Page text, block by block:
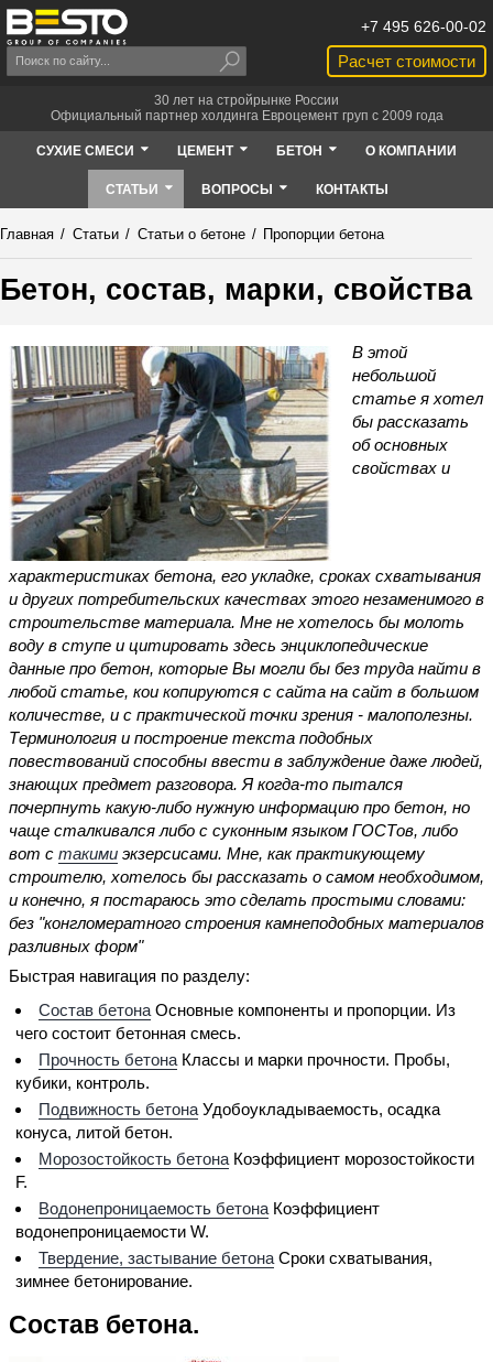
Расчет стоимости
+7 495 626-00-02
30 лет на стройрынке России
Официальный партнер холдинга Евроцемент груп с 2009 года
СУХИЕ СМЕСИ ЦЕМЕНТ БЕТОН О КОМПАНИИ
СТАТЬИ ВОПРОСЫ КОНТАКТЫ
Главная / Статьи / Статьи о бетоне / Пропорции бетона
Бетон, состав, марки, свойства
В этой
небольшой
статье я хотел
бы рассказать
об основных
свойствах и
характеристиках бетона, его укладке, сроках схватывания
и других потребительских качествах этого незаменимого в
строительстве материала. Мне не хотелось бы молоть
воду в ступе и цитировать здесь энциклопедические
данные про бетон, которые Вы могли бы без труда найти в
любой статье, кои копируются с сайта на сайт в большом
количестве, и с практической точки зрения - малополезны.
Терминология и построение текста подобных
повествований способны ввести в заблуждение даже людей,
знающих предмет разговора. Я когда-то пытался
почерпнуть какую-либо нужную информацию про бетон, но
чаще сталкивался либо с суконным языком ГОСТов, либо
вот с такими экзерсисами. Мне, как практикующему
строителю, хотелось бы рассказать о самом необходимом,
и конечно, я постараюсь это сделать простыми словами:
без "конгломератного строения камнеподобных материалов
разливных форм"
Быстрая навигация по разделу:
Состав бетона Основные компоненты и пропорции. Из
чего состоит бетонная смесь.
Прочность бетона Классы и марки прочности. Пробы,
кубики, контроль.
Подвижность бетона Удобоукладываемость, осадка
конуса, литой бетон.
Морозостойкость бетона Коэффициент морозостойкости
F.
Водонепроницаемость бетона Коэффициент
водонепроницаемости W.
Твердение, застывание бетона Сроки схватывания,
зимнее бетонирование.
Состав бетона.